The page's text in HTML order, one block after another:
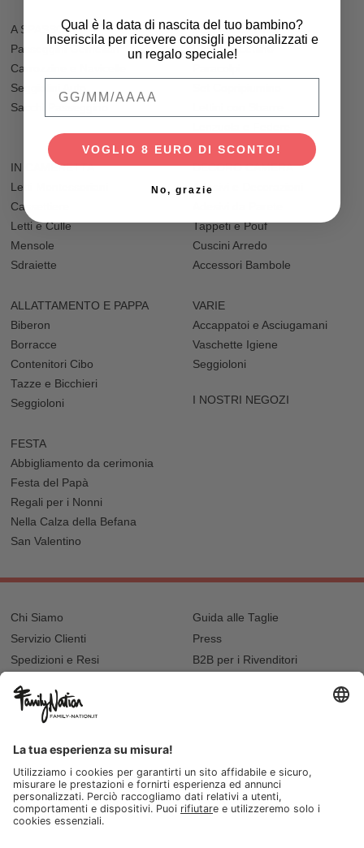
A SPASSO
Passeggini Gemellari
Carrozzine e Navicelle
Seggiolini Auto
Sacchi Passeggino
PER IL LETTINO
Riduttori Lettino
IN CAMERETTA
Letti Montessoriani
Cassettiere
Letti e Culle
Mensole
Sdraiette
DECORO CAMERA
Adesivi e Decorazioni
Tappeti e Pouf
Cuscini Arredo
Accessori Bambole
ALLATTAMENTO E PAPPA
Biberon
Borracce
Contenitori Cibo
Tazze e Bicchieri
Seggioloni
VARIE
Accappatoi e Asciugamani
Vaschette Igiene
Seggioloni
I NOSTRI NEGOZI
FESTA
Abbigliamento da cerimonia
Festa del Papà
Regali per i Nonni
Nella Calza della Befana
San Valentino
Chi Siamo
Servizio Clienti
Spedizioni e Resi
Recupero password?
Lista regalo e nascita
Guida alle Taglie
Press
B2B per i Rivenditori
Qual è la data di nascita del tuo bambino?
Inseriscila per ricevere consigli personalizzati e
un regalo speciale!
VOGLIO 8 EURO DI SCONTO!
No, grazie